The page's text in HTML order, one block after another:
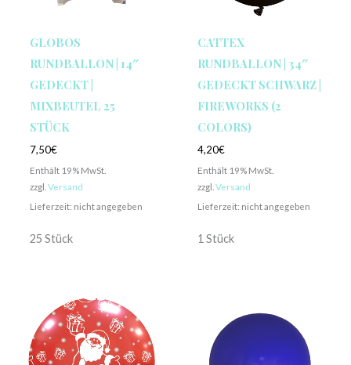
GLOBOS
RUNDBALLON | 14″
GEDECKT |
MIXBEUTEL 25
STÜCK
7,50€
Enthält 19% MwSt.
zzgl. Versand
Lieferzeit: nicht angegeben
25 Stück
CATTEX
RUNDBALLON | 34″
GEDECKT SCHWARZ |
FIREWORKS (2
COLORS)
4,20€
Enthält 19% MwSt.
zzgl. Versand
Lieferzeit: nicht angegeben
1 Stück